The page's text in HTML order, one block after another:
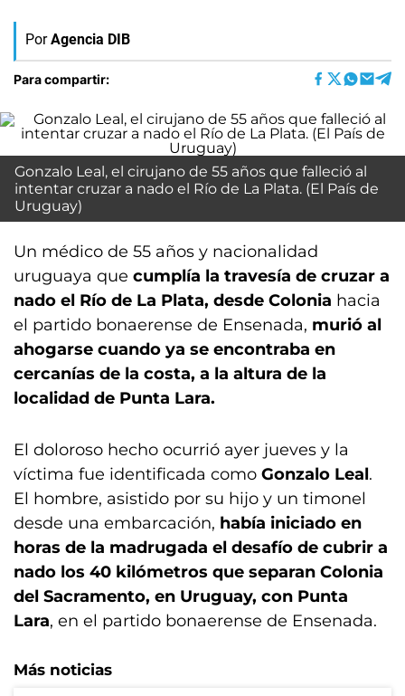
Por Agencia DIB
Para compartir:
Gonzalo Leal, el cirujano de 55 años que falleció al
intentar cruzar a nado el Río de La Plata. (El País de
Uruguay)
Un médico de 55 años y nacionalidad
uruguaya que cumplía la travesía de cruzar a
nado el Río de La Plata, desde Colonia hacia
el partido bonaerense de Ensenada, murió al
ahogarse cuando ya se encontraba en
cercanías de la costa, a la altura de la
localidad de Punta Lara.
El doloroso hecho ocurrió ayer jueves y la
víctima fue identificada como Gonzalo Leal.
El hombre, asistido por su hijo y un timonel
desde una embarcación, había iniciado en
horas de la madrugada el desafío de cubrir a
nado los 40 kilómetros que separan Colonia
del Sacramento, en Uruguay, con Punta
Lara, en el partido bonaerense de Ensenada.
Más noticias